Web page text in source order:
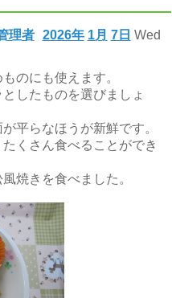
2026年 1月 7日 Wed
理者
のにも使えます。
したものを選びましょ
平らなほうが新鮮です。
くさん食べることができ
焼きを食べました。